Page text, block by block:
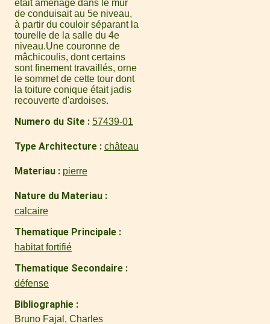
était aménagé dans le mur
de conduisait au 5e niveau,
à partir du couloir séparant la
tourelle de la salle du 4e
niveau.Une couronne de
mâchicoulis, dont certains
sont finement travaillés, orne
le sommet de cette tour dont
la toiture conique était jadis
recouverte d'ardoises.
Numero du Site 57439-01
Type Architecture château
Materiau pierre
Nature du Materiau
calcaire
Thematique Principale
habitat fortifié
Thematique Secondaire
défense
Bibliographie
Bruno Fajal, Charles